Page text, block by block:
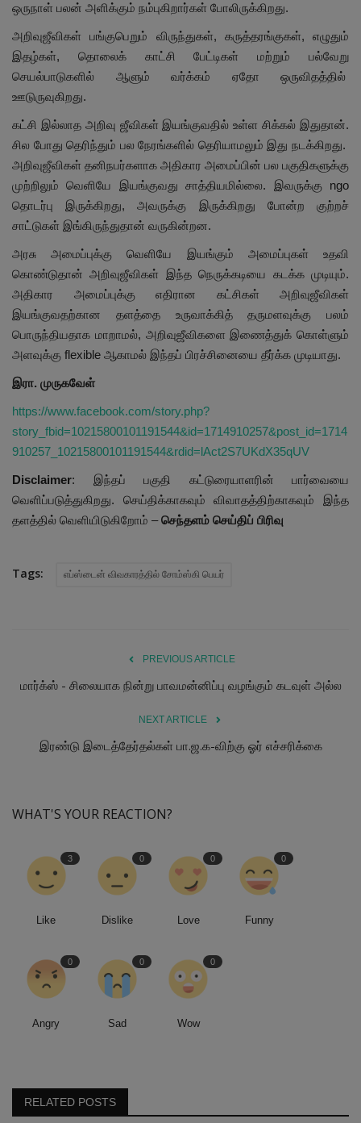
ஒருநாள் பலன் அளிக்கும் நம்புகிறார்கள் போலிருக்கிறது.
அறிவுஜீவிகள் பங்குபெறும் விருந்துகள், கருத்தரங்குகள், எழுதும்
இதழ்கள், தொலைக் காட்சி பேட்டிகள் மற்றும் பல்வேறு
செயல்பாடுகளில் ஆளும் வர்க்கம் ஏதோ ஒருவிதத்தில்
ஊடுருவுகிறது.
கட்சி இல்லாத அறிவு ஜீவிகள் இயங்குவதில் உள்ள சிக்கல் இதுதான்.
சில போது தெரிந்தும் பல நேரங்களில் தெரியாமலும் இது நடக்கிறது.
அறிவுஜீவிகள் தனிநபர்களாக அதிகார அமைப்பின் பல பகுதிகளுக்கு
முற்றிலும் வெளியே இயங்குவது சாத்தியமில்லை. இவருக்கு ngo
தொடர்பு இருக்கிறது, அவருக்கு இருக்கிறது போன்ற குற்றச்
சாட்டுகள் இங்கிருந்துதான் வருகின்றன.
அரசு அமைப்புக்கு வெளியே இயங்கும் அமைப்புகள் உதவி
கொண்டுதான் அறிவுஜீவிகள் இந்த நெருக்கடியை கடக்க முடியும்.
அதிகார அமைப்புக்கு எதிரான கட்சிகள் அறிவுஜீவிகள்
இயங்குவதற்கான தளத்தை உருவாக்கித் தருமளவுக்கு பலம்
பொருந்தியதாக மாறாமல், அறிவுஜீவிகளை இணைத்துக் கொள்ளும்
அளவுக்கு flexible ஆகாமல் இந்தப் பிரச்சினையை தீர்க்க முடியாது.
இரா. முருகவேள்
https://www.facebook.com/story.php?
story_fbid=10215800101191544&id=1714910257&post_id=1714
910257_10215800101191544&rdid=lAct2S7UKdX35qUV
Disclaimer: இந்தப் பகுதி கட்டுரையாளரின் பார்வையை
வெளிப்படுத்துகிறது. செய்திக்காகவும் விவாதத்திற்காகவும் இந்த
தளத்தில் வெளியிடுகிறோம் –செந்தளம் செய்திப் பிரிவு
Tags: எப்ஸ்டைன் விவகாரத்தில் சோம்ஸ்கி பெயர்
PREVIOUS ARTICLE
மார்க்ஸ் - சிலையாக நின்று பாவமன்னிப்பு வழங்கும் கடவுள் அல்ல
NEXT ARTICLE
இரண்டு இடைத்தேர்தல்கள் பா.ஜ.க-விற்கு ஓர் எச்சரிக்கை
WHAT'S YOUR REACTION?
3
Like
0
Dislike
0
Love
0
Funny
0
Angry
0
Sad
0
Wow
RELATED POSTS